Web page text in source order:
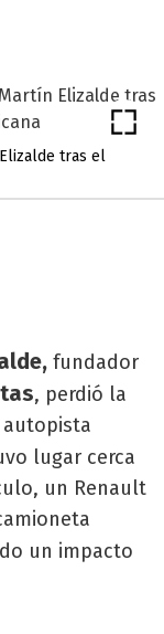
tras el
fundador
, perdió la
lugar cerca
un Renault
un impacto